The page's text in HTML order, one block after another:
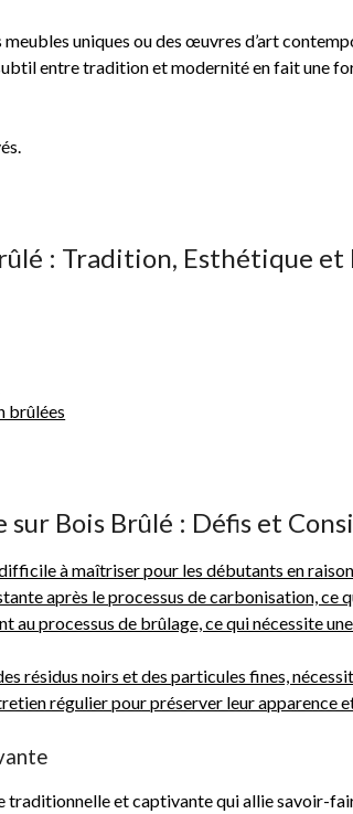
uniques ou des œuvres d’art
entre tradition et modernité en fait une
: Tradition, Esthétique
brûlées
Bois Brûlé : Défis et
à maîtriser pour les débutants en
après le processus de carbonisation, ce
processus de brûlage, ce qui nécessite
résidus noirs et des particules fines,
régulier pour préserver leur apparence
traditionnelle et captivante qui allie savoir-